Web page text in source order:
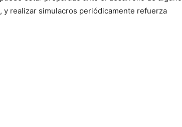
realizar simulacros periódicamente refuerza